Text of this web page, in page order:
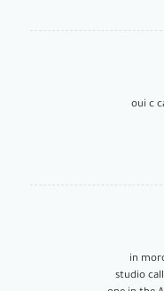
oui c
in
studio